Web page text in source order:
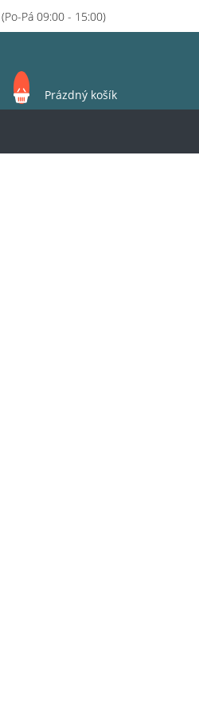
NÁKUPNÍ
KOŠÍK
Prázdný košík